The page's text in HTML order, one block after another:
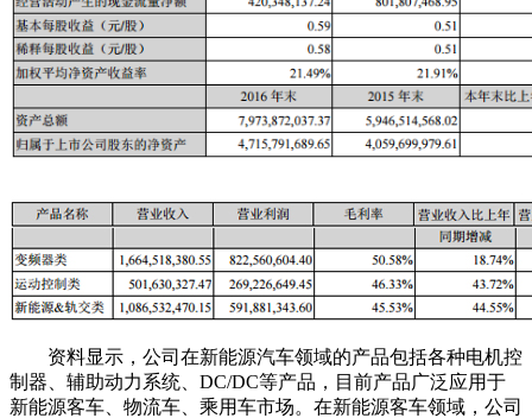
资料显示，公司在新能源汽车领域的产品包括各种电机控
制器、辅助动力系统、DC/DC等产品，目前产品广泛应用于
新能源客车、物流车、乘用车市场。在新能源客车领域，公司